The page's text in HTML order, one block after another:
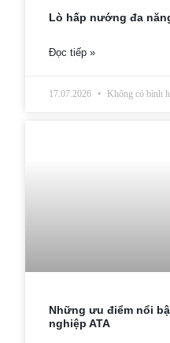
Lò hấp nướng đa
Đọc tiếp »
17.07.2026 Không có bình
Những ưu điểm nổi
nghiệp ATA